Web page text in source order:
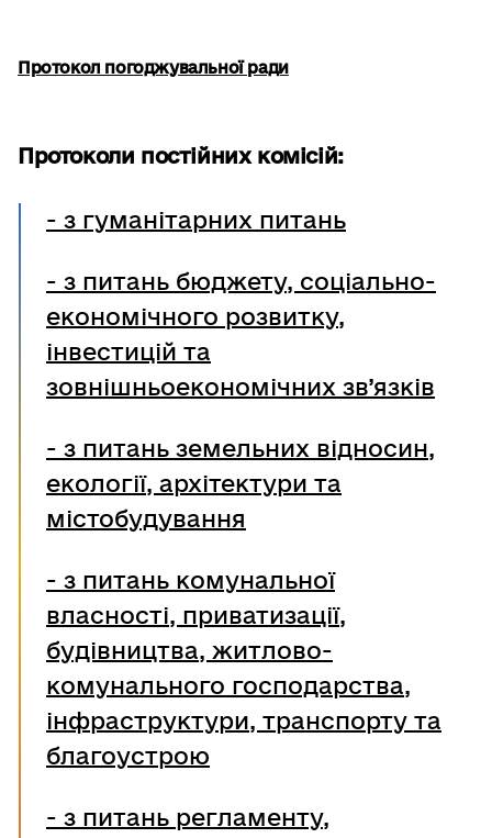
Протокол погоджувальної ради
Протоколи постійних комісій:
- з гуманітарних питань
- з питань бюджету, соціально-
економічного розвитку,
інвестицій та
зовнішньоекономічних зв’язків
- з питань земельних відносин,
екології, архітектури та
містобудування
- з питань комунальної
власності, приватизації,
будівництва, житлово-
комунального господарства,
інфраструктури, транспорту та
благоустрою
- з питань регламенту,